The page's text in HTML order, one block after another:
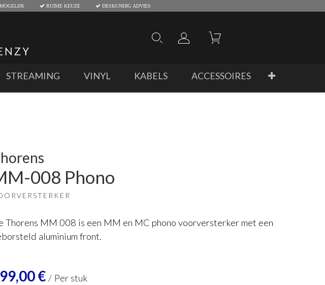
RUIME KEUZE DESKUNDIG ADVIES
STREAMING VINYL KABELS ACCESSOIRES
008 Phono
Thorens MM 008 is een MM en MC phono voorversterker met een
aluminium front.
€ / Per stuk